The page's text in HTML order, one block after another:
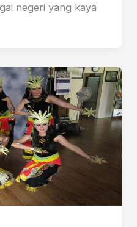
negeri yang kaya